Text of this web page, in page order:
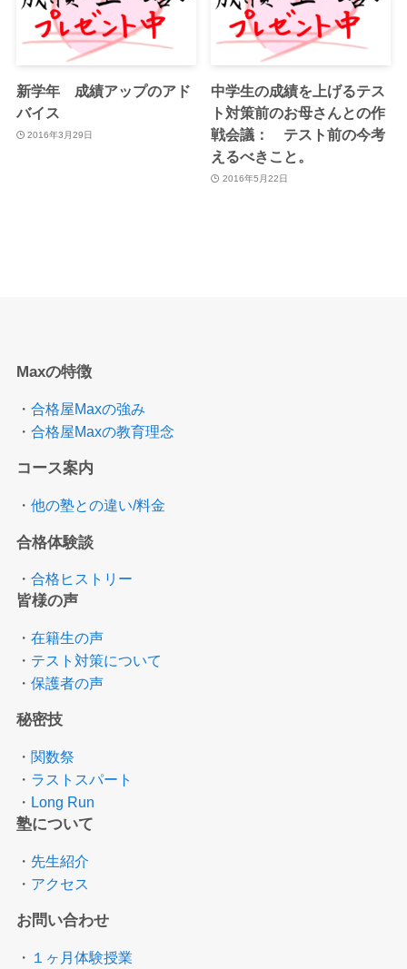
新学年 成績アップのアド
バイス
2016年3月29日
中学生の成績を上げるテス
ト対策前のお母さんとの作
戦会議： テスト前の今考
えるべきこと。
2016年5月22日
Maxの特徴
・ 合格屋Maxの強み
・ 合格屋Maxの教育理念
コース案内
・ 他の塾との違い/料金
合格体験談
・ 合格ヒストリー
皆様の声
・ 在籍生の声
・ テスト対策について
・ 保護者の声
秘密技
・ 関数祭
・ ラストスパート
・ Long Run
塾について
・ 先生紹介
・ アクセス
お問い合わせ
・ １ヶ月体験授業